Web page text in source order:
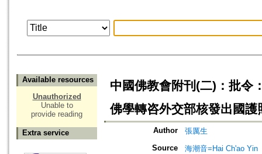
Available resources
Unauthorized
Unable to
provide reading
Extra service
中國佛教會附刊(二)：批令
佛學轉咨外交部核發出國護
Author
張厲生
Source
海潮音=Hai Ch'ao Yin